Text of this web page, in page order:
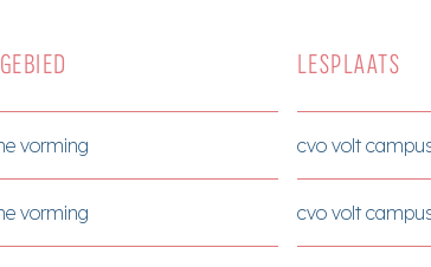
LESPLAATS
vorming cvo volt
vorming cvo volt